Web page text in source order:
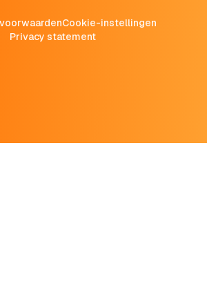
Cookie-instellingen
Privacy statement